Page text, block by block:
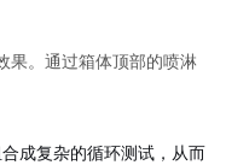
果。通过箱体顶部的喷淋
成复杂的循环测试，从而